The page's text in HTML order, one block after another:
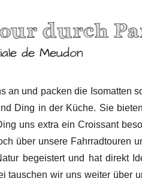
durch
de Meudon
an und packen die Isomatten
Ding in der Küche. Sie
uns extra ein Croissant
über unsere Fahrradtouren
begeistert und hat direkt
tauschen wir uns weiter über